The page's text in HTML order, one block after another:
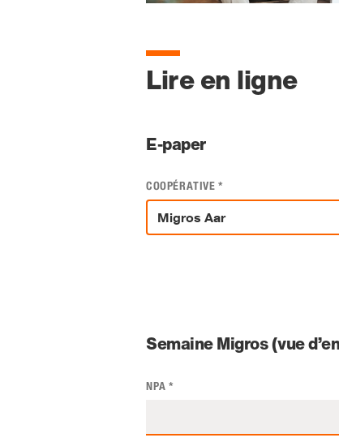
Lire en ligne
E-paper
COOPÉRATIVE *
Semaine Migros (vue
NPA *